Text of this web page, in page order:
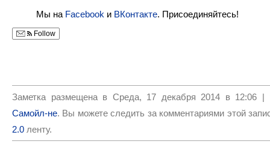
Мы на Facebook и ВКонтакте. Присоединяйтесь!
Follow
Заметка размещена в Среда, 17 декабря 2014 в 12:06 |
Самойл-не. Вы можете следить за комментариями этой
2.0 ленту.